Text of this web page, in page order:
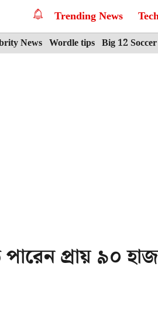
Trending News
News Wordle tips Big 12 Soccer
প্রায় ৯০